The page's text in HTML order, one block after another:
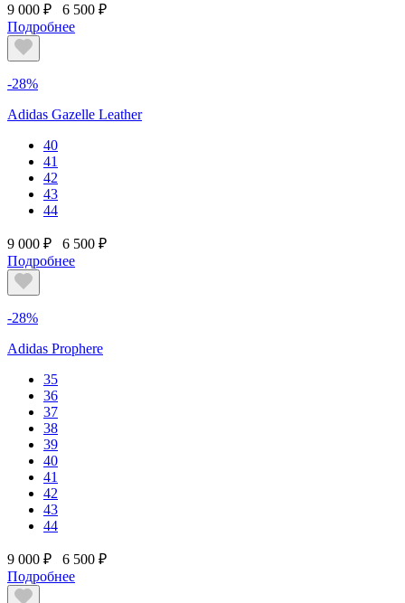
9 000 ₽
6 500 ₽
Подробнее
-28%
Adidas Gazelle Leather
40
41
42
43
44
9 000 ₽
6 500 ₽
Подробнее
-28%
Adidas Prophere
35
36
37
38
39
40
41
42
43
44
9 000 ₽
6 500 ₽
Подробнее